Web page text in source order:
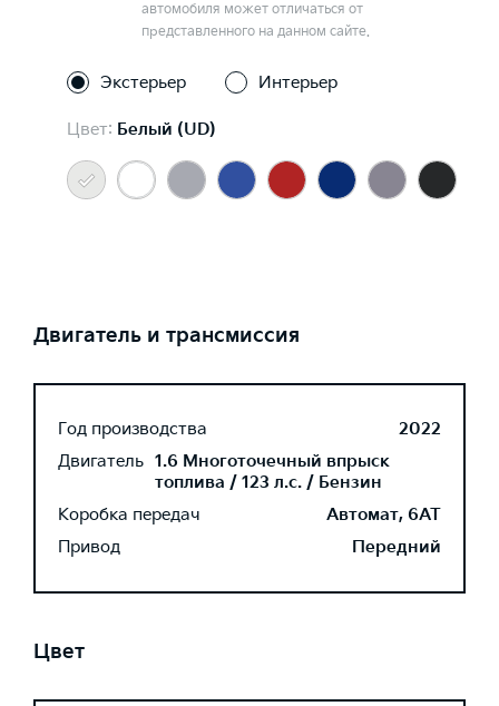
автомобиля может отличаться от
представленного на данном сайте.
Экстерьер Интерьер
Цвет: Белый (UD)
Двигатель и трансмиссия
Год производства
2022
Двигатель 1.6 Многоточечный впрыск
топлива / 123 л.с. / Бензин
Коробка передач
Автомат, 6AT
Привод
Передний
Цвет